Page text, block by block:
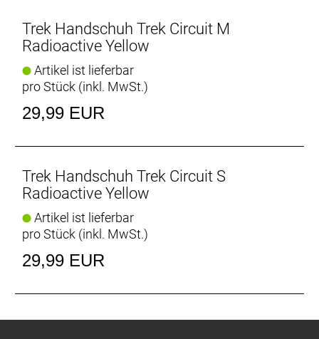
- Materialtyp: Strick
- Fasergehalt (Rückseite): Handrücken oben: 72 %
Polyester / 22 % Elastan
- Fasergehalt (Palm): Handfläche Vorderseite: 85 %
Polyester, 15 % Polyurethan, Handfläche Rückseite:
100 % Polyester, Daumen: 84 % Polyester, 16 %
Trek Handschuh Trek Circuit M
Radioactive Yellow
Artikel ist lieferbar
pro Stück (inkl. MwSt.)
29,99 EUR
Trek Handschuh Trek Circuit S
Radioactive Yellow
Artikel ist lieferbar
pro Stück (inkl. MwSt.)
29,99 EUR